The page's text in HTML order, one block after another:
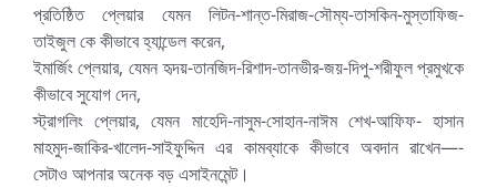
প্রতিষ্ঠিত প্লেয়ার যেমন লিটন-শান্ত-মিরাজ-সৌম্য-তাসকিন-মুস্তাফিজ-
তাইজুল কে কীভাবে হ্যান্ডেল করেন,
ইমার্জিং প্লেয়ার, যেমন হৃদয়-তানজিদ-রিশাদ-তানভীর-জয়-দিপু-শরীফুল প্রমুখকে
কীভাবে সুযোগ দেন,
স্ট্রাগলিং প্লেয়ার, যেমন মাহেদি-নাসুম-সোহান-নাঈম শেখ-আফিফ- হাসান
মাহমুদ-জাকির-খালেদ-সাইফুদ্দিন এর কামব্যাকে কীভাবে অবদান রাখেন—-
সেটাও আপনার অনেক বড় এসাইনমেন্ট।